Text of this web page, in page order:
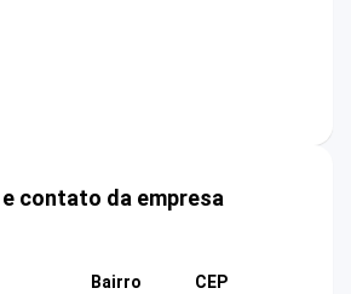
contato da empresa
Bairro
CEP